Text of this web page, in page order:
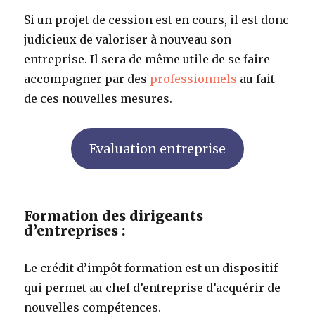
Si un projet de cession est en cours, il est donc
judicieux de valoriser à nouveau son
entreprise. Il sera de même utile de se faire
accompagner par des professionnels au fait
de ces nouvelles mesures.
Evaluation entreprise
Formation des dirigeants
d’entreprises :
Le crédit d’impôt formation est un dispositif
qui permet au chef d’entreprise d’acquérir de
nouvelles compétences.